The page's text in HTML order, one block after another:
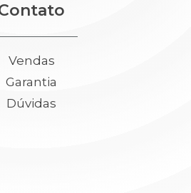
Vendas
Garantia
Dúvidas